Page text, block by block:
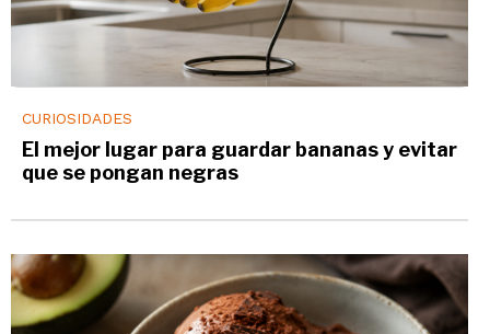
CURIOSIDADES
El mejor lugar para guardar bananas y evitar
que se pongan negras